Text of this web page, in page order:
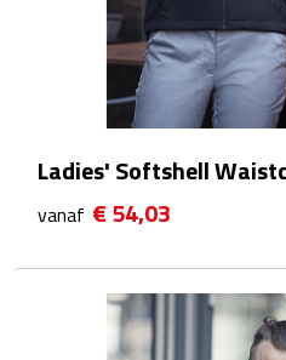
Drinkwaren
Drinkbekers
Reisbekers
Ladies' Softshell
vanaf € 54,03